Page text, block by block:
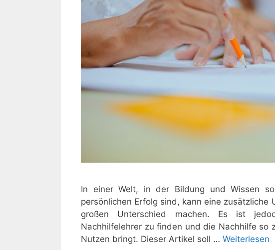
In einer Welt, in der Bildung und Wissen
persönlichen Erfolg sind, kann eine zusätzliche
großen Unterschied machen. Es ist
Nachhilfelehrer zu finden und die Nachhilfe so
Nutzen bringt. Dieser Artikel soll … Weiterlesen